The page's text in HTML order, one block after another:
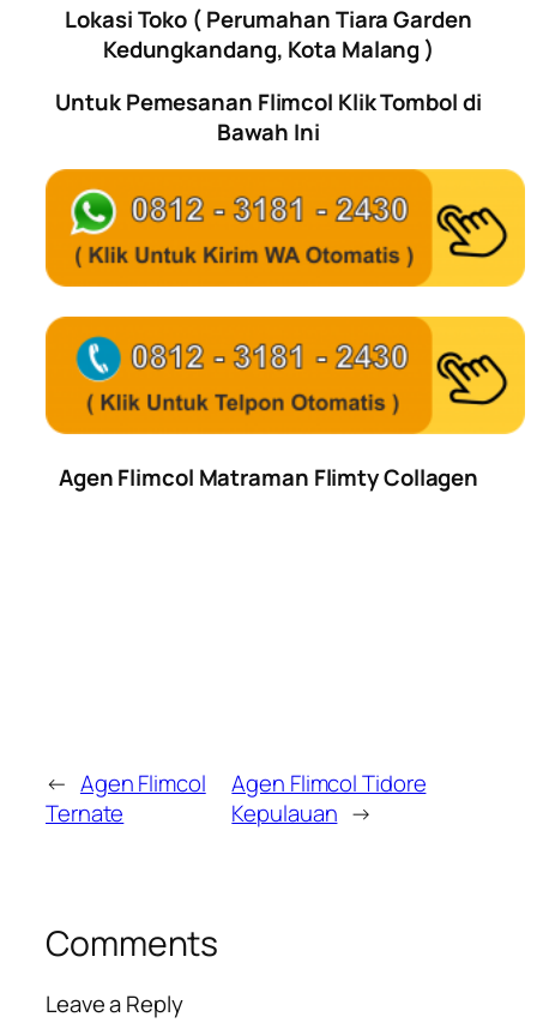
Lokasi Toko ( Perumahan Tiara Garden
Kedungkandang, Kota Malang )
Untuk Pemesanan Flimcol Klik Tombol di
Bawah Ini
Agen Flimcol Matraman Flimty Collagen
← Agen Flimcol
Ternate
Agen Flimcol Tidore
Kepulauan →
Comments
Leave a Reply